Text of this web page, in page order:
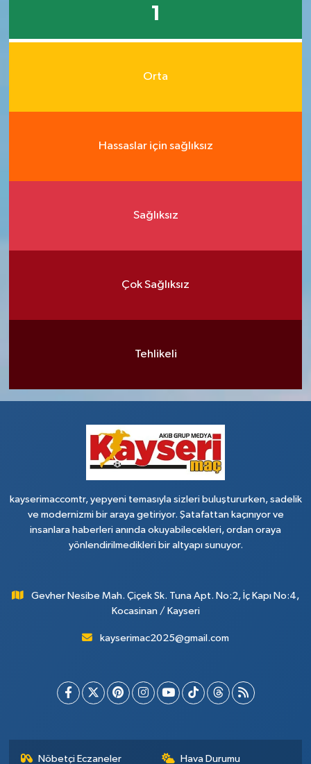
1
Orta
Hassaslar için sağlıksız
Sağlıksız
Çok Sağlıksız
Tehlikeli
kayserimaccomtr, yepyeni temasıyla sizleri buluştururken, sadelik
ve modernizmi bir araya getiriyor. Şatafattan kaçınıyor ve
insanlara haberleri anında okuyabilecekleri, ordan oraya
yönlendirilmedikleri bir altyapı sunuyor.
Gevher Nesibe Mah. Çiçek Sk. Tuna Apt. No:2, İç Kapı No:4,
Kocasinan / Kayseri
kayserimac2025@gmail.com
Nöbetçi Eczaneler Hava Durumu